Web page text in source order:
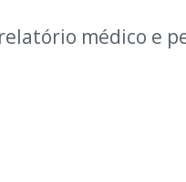
médico e